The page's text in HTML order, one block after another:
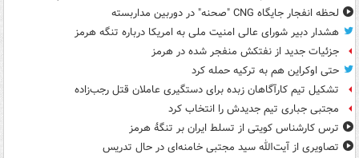
لحظه انفجار جایگاه CNG "صحنه" در دوربین مداربسته
هشدار دبیر شورای عالی امنیت ملی به امریکا درباره تنگه هرمز
جزئیات جدید از نفتکش منفجر شده در هرمز
حتی اوکراین هم به ترکیه حمله کرد
تشکیل تیم کارآگاهان زبده برای دستگیری عاملان قتل رجب‌زاده
مجتبی جباری تیم جدیدش را انتخاب کرد
ترس کارشناس کویتی از تسلط ایران بر تنگۀ هرمز
تصاویری از آیت‌الله سید مجتبی خامنه‌ای در حال تدریس